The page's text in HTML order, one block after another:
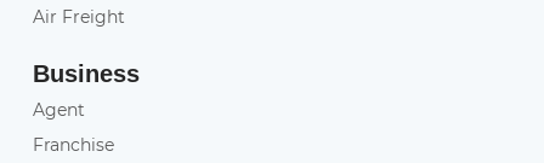
Air Freight
Business
Agent
Franchise